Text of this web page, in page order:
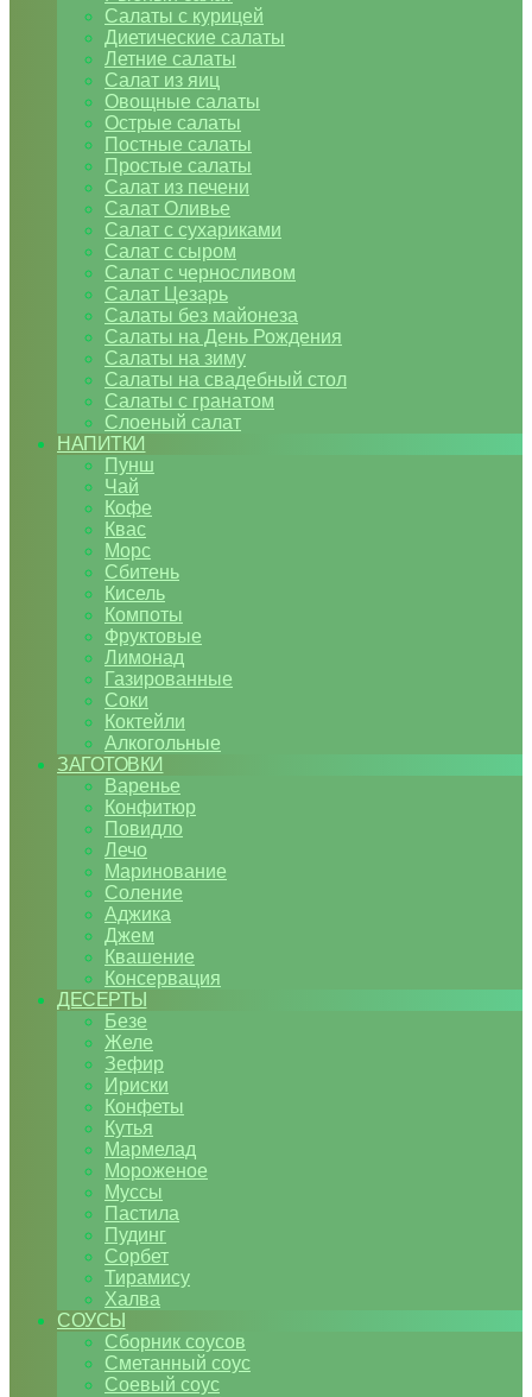
Салаты с курицей
Диетические салаты
Летние салаты
Салат из яиц
Овощные салаты
Острые салаты
Постные салаты
Простые салаты
Салат из печени
Салат Оливье
Салат с сухариками
Салат с сыром
Салат с черносливом
Салат Цезарь
Салаты без майонеза
Салаты на День Рождения
Салаты на зиму
Салаты на свадебный стол
Салаты с гранатом
Слоеный салат
НАПИТКИ
Пунш
Чай
Кофе
Квас
Морс
Сбитень
Кисель
Компоты
Фруктовые
Лимонад
Газированные
Соки
Коктейли
Алкогольные
ЗАГОТОВКИ
Варенье
Конфитюр
Повидло
Лечо
Маринование
Соление
Аджика
Джем
Квашение
Консервация
ДЕСЕРТЫ
Безе
Желе
Зефир
Ириски
Конфеты
Кутья
Мармелад
Мороженое
Муссы
Пастила
Пудинг
Сорбет
Тирамису
Халва
СОУСЫ
Сборник соусов
Сметанный соус
Соевый соус